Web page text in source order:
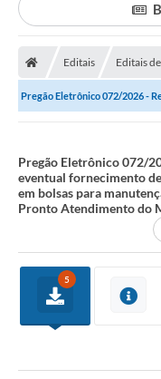
Editais Editais
Pregão Eletrônico 072/2026 -
Pregão Eletrônico 072/
eventual fornecimento
em bolsas para
Pronto Atendimento do
5